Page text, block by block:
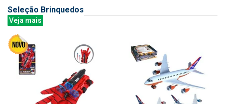
Seleção Brinquedos
Veja mais